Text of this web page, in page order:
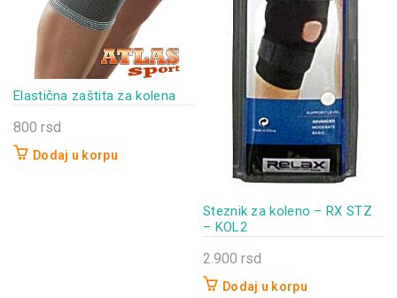
Elastična zaštita za kolena
800 rsd
Dodaj u korpu
Steznik za koleno – RX STZ
– KOL2
2.900 rsd
Dodaj u korpu